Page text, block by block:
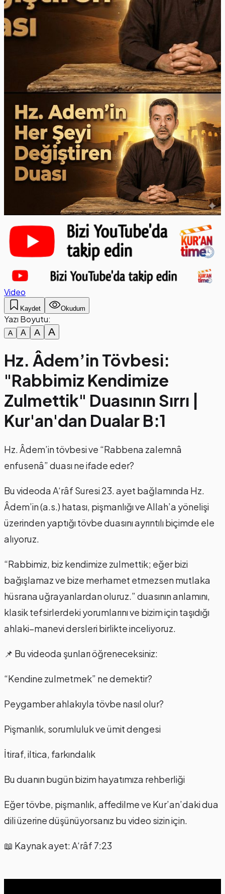
Video
Kaydet Okudum
Yazı Boyutu:
A A A A
Hz. Âdem’in Tövbesi:
"Rabbimiz Kendimize
Zulmettik" Duasının Sırrı |
Kur'an'dan Dualar B:1
Hz. Âdem’in tövbesi ve “Rabbena zalemnâ
enfusenâ” duası ne ifade eder?
Bu videoda A‘râf Suresi 23. ayet bağlamında Hz.
Âdem’in (a.s.) hatası, pişmanlığı ve Allah’a yönelişi
üzerinden yaptığı tövbe duasını ayrıntılı biçimde ele
alıyoruz.
“Rabbimiz, biz kendimize zulmettik; eğer bizi
bağışlamaz ve bize merhamet etmezsen mutlaka
hüsrana uğrayanlardan oluruz.” duasının anlamını,
klasik tefsirlerdeki yorumlarını ve bizim için taşıdığı
ahlaki–manevi dersleri birlikte inceliyoruz.
📌 Bu videoda şunları öğreneceksiniz:
“Kendine zulmetmek” ne demektir?
Peygamber ahlakıyla tövbe nasıl olur?
Pişmanlık, sorumluluk ve ümit dengesi
İtiraf, iltica, farkındalık
Bu duanın bugün bizim hayatımıza rehberliği
Eğer tövbe, pişmanlık, affedilme ve Kur’an’daki dua
dili üzerine düşünüyorsanız bu video sizin için.
📖 Kaynak ayet: A‘râf 7:23